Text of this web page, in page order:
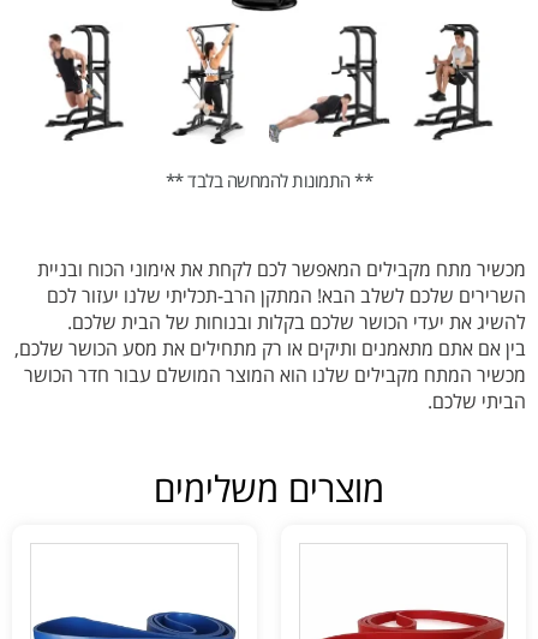
** התמונות להמחשה בלבד **
מכשיר מתח מקבילים המאפשר לכם לקחת את אימוני הכוח ובניית
השרירים שלכם לשלב הבא! המתקן הרב-תכליתי שלנו יעזור לכם
להשיג את יעדי הכושר שלכם בקלות ובנוחות של הבית שלכם.
בין אם אתם מתאמנים ותיקים או רק מתחילים את מסע הכושר שלכם,
מכשיר המתח מקבילים שלנו הוא המוצר המושלם עבור חדר הכושר
הביתי שלכם.
מוצרים משלימים